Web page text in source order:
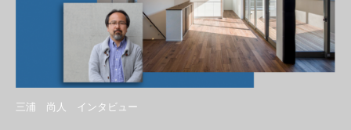
三浦 尚人 インタビュー